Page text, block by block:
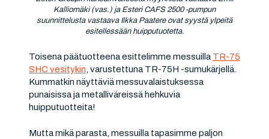
Kalliomäki (vas.) ja Esteri CAFS 2500 -pumpun
suunnittelusta vastaava Ilkka Paatere ovat syystä ylpeitä
esitellessään huipputuotetta.
Toisena päätuotteena esittelimme messuilla TR-75
SHC vesitykin , varustettuna TR-75H -sumukärjellä.
Kummatkin näyttäviä messuvalaistuksessa
punaisissa ja metalliväreissä hehkuvia
huipputuotteita!
Mutta mikä parasta, messuilla tapasimme paljon